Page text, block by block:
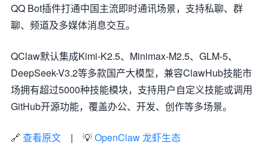
QQ Bot插件打通中国主流即时通讯场景，支持私聊、群
聊、频道及多媒体消息交互。
QClaw默认集成Kimi-K2.5、Minimax-M2.5、GLM-5、
DeepSeek-V3.2等多款国产大模型，兼容ClawHub技能市
场拥有超过5000种技能模块，支持用户自定义技能或调用
GitHub开源功能，覆盖办公、开发、创作等多场景。
🔗 查看原文 | 💡OpenClaw 龙虾生态